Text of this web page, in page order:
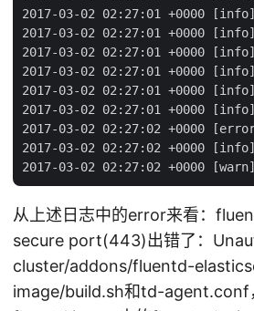
2017-03-02 02:27:01 +0000
2017-03-02 02:27:01 +0000
2017-03-02 02:27:01 +0000
2017-03-02 02:27:01 +0000
2017-03-02 02:27:01 +0000
2017-03-02 02:27:01 +0000
2017-03-02 02:27:02 +0000
2017-03-02 02:27:02 +0000
从上述日志中的error来看：
secure port(443)出错了：
cluster/addons/fluentd-
image/build.sh和td-agent.conf